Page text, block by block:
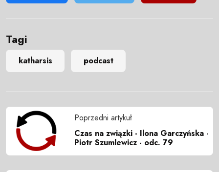
Tagi
katharsis podcast
Poprzedni artykuł
Czas na związki - Ilona Garczyńska -
Piotr Szumlewicz - odc. 79